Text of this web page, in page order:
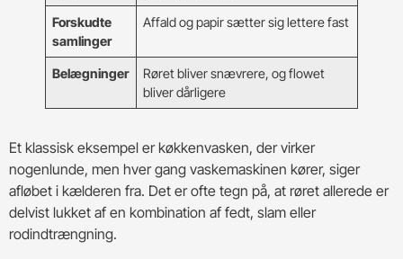
Forskudte
samlinger
Affald og papir sætter sig lettere fast
Belægninger
Røret bliver snævrere, og flowet
bliver dårligere
Et klassisk eksempel er køkkenvasken, der virker
nogenlunde, men hver gang vaskemaskinen kører, siger
afløbet i kælderen fra. Det er ofte tegn på, at røret allerede er
delvist lukket af en kombination af fedt, slam eller
rodindtrængning.